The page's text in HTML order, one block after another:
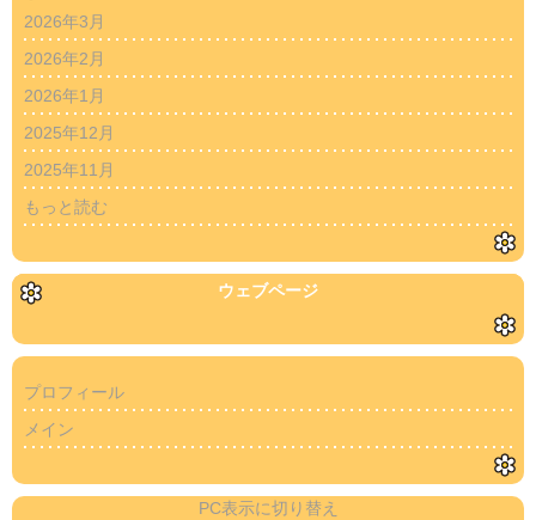
2026年3月
2026年2月
2026年1月
2025年12月
2025年11月
もっと読む
ウェブページ
プロフィール
メイン
PC表示に切り替え